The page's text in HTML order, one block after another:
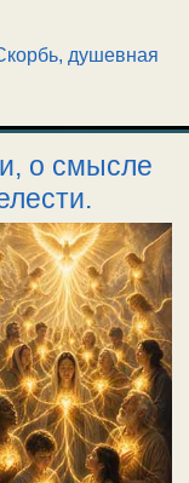
душевная
о смысле